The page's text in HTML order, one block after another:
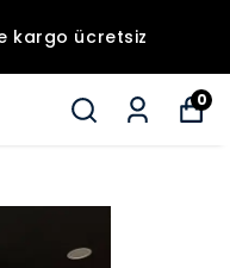
kargo ücretsiz
0